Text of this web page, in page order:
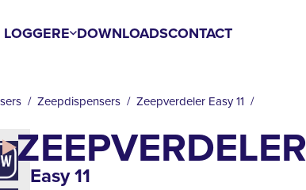
DOWNLOADSCONTACT
Zeepdispensers Zeepverdeler Easy 11
ZEEPVERDELER
Easy 11